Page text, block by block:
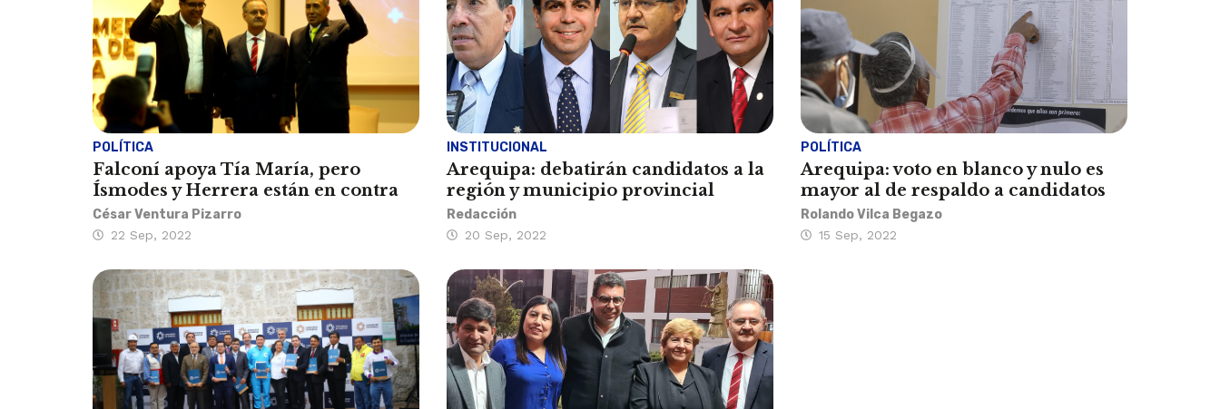
POLÍTICA
Falconí apoya Tía María, pero
Ísmodes y Herrera están en contra
César Ventura Pizarro
22 Sep, 2022
INSTITUCIONAL
Arequipa: debatirán candidatos a la
región y municipio provincial
Redacción
20 Sep, 2022
POLÍTICA
Arequipa: voto en blanco y nulo es
mayor al de respaldo a candidatos
Rolando Vilca Begazo
15 Sep, 2022